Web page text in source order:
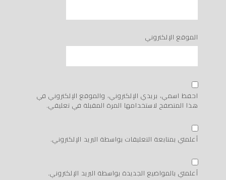
الموقع الإلكتروني
احفظ اسمي، بريدي الإلكتروني، والموقع الإلكتروني في
هذا المتصفح لاستخدامها المرة المقبلة في تعليقي.
أعلمني بمتابعة التعليقات بواسطة البريد الإلكتروني.
أعلمني بالمواضيع الجديدة بواسطة البريد الإلكتروني.